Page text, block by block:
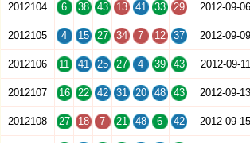
2012104 6 38 43 13 41 33 29 2012-09-06
2012105 4 15 27 34 7 12 37 2012-09-09
2012106 11 41 25 27 4 39 43 2012-09-11
2012107 16 22 42 31 20 48 43 2012-09-13
2012108 27 18 7 21 48 6 42 2012-09-15